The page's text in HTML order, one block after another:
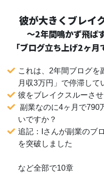
彼が大きくブレイ
〜2年間鳴かず飛ば
「ブログ立ち上げ2ヶ
これは、2年間ブログを
月収3万円」で停滞して
彼をブレイクスルーさ
副業なのに4ヶ月で790
いですか？
追記：Iさんが副業のブ
を突破しました
など全部で10章